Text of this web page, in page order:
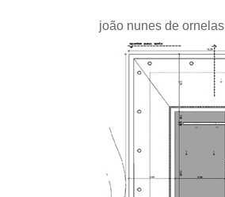
joão nunes de ornelas